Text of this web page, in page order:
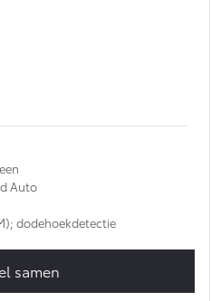
Auto
dodehoekdetectie
samen